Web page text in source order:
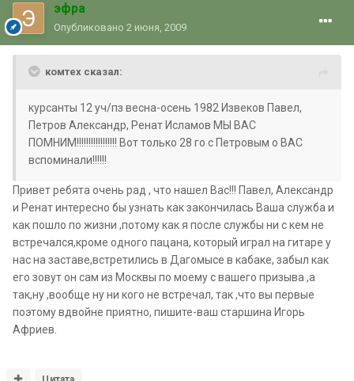
эфра
Опубликовано 2 июня, 2009
комтех сказал:
курсанты 12 уч/пз весна-осень 1982 Извеков Павел,
Петров Александр, Ренат Исламов МЫ ВАС
ПОМНИМ!!!!!!!!!!!!!!!!! Вот только 28 го с Петровым о ВАС
вспоминали!!!!!!
Привет ребята очень рад , что нашел Вас!!! Павел, Александр
и Ренат интересно бы узнать как закончилась Ваша служба и
как пошло по жизни ,потому как я после службы ни с кем не
встречался,кроме одного пацана, который играл на гитаре у
нас на заставе,встретились в Дагомысе в кабаке, забыл как
его зовут он сам из Москвы по моему с вашего призыва ,а
так,ну ,вообще ну ни кого не встречал, так ,что вы первые
поэтому вдвойне приятно, пишите-ваш старшина Игорь
Африев.